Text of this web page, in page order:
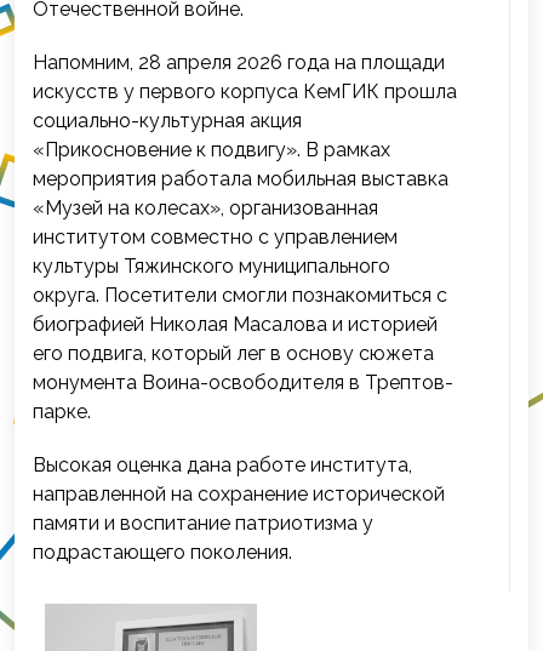
Отечественной войне.
Напомним, 28 апреля 2026 года на площади
искусств у первого корпуса КемГИК прошла
социально-культурная акция
«Прикосновение к подвигу». В рамках
мероприятия работала мобильная выставка
«Музей на колесах», организованная
институтом совместно с управлением
культуры Тяжинского муниципального
округа. Посетители смогли познакомиться с
биографией Николая Масалова и историей
его подвига, который лег в основу сюжета
монумента Воина-освободителя в Трептов-
парке.
Высокая оценка дана работе института,
направленной на сохранение исторической
памяти и воспитание патриотизма у
подрастающего поколения.